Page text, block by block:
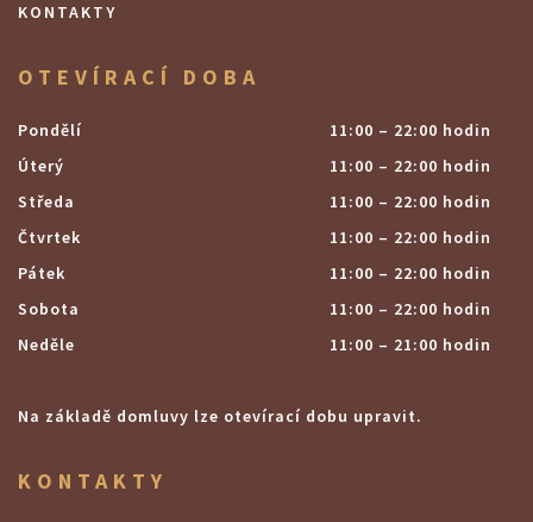
KONTAKTY
OTEVÍRACÍ DOBA
Pondělí
11:00 – 22:00 hodin
Úterý
11:00 – 22:00 hodin
Středa
11:00 – 22:00 hodin
Čtvrtek
11:00 – 22:00 hodin
Pátek
11:00 – 22:00 hodin
Sobota
11:00 – 22:00 hodin
Neděle
11:00 – 21:00 hodin
Na základě domluvy lze otevírací dobu upravit.
KONTAKTY